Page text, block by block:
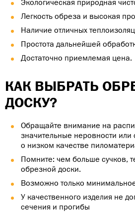
Экологическая природная
Легкость обреза и высокая
Наличие отличных
Простота дальнейшей
Достаточно приемлемая цена.
КАК ВЫБРАТЬ
ДОСКУ?
Обращайте внимание на
значительные неровности или
о низком качестве
Помните: чем больше сучков,
обрезной доски.
Возможно только
У качественного изделия не
сечения и прогибы